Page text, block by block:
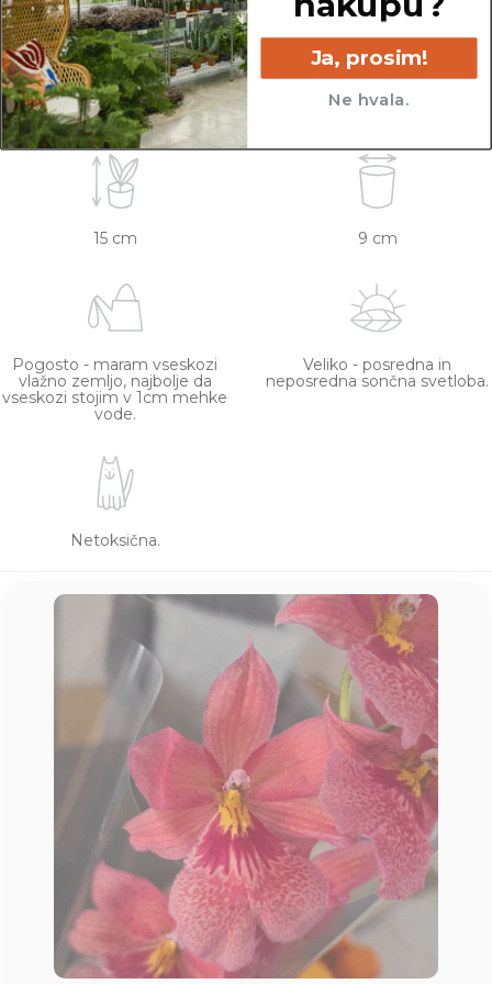
živali uvrščene na podlagi dostopnih spletnih
virov. Netoksične rastline so lahko še vedno
toksične za specifično vrsto živali, zato se pred
nakupom posvetujte z veterinarjem.
15 cm 9 cm
Pogosto - maram vseskozi
vlažno zemljo, najbolje da
vseskozi stojim v 1cm mehke
vode.
Veliko - posredna in
neposredna sončna svetloba.
Netoksična.
Ja, prosim!
Ne hvala.